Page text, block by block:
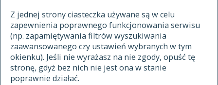
Z jednej strony ciasteczka używane są w celu
zapewnienia poprawnego funkcjonowania serwisu
(np. zapamiętywania filtrów wyszukiwania
zaawansowanego czy ustawień wybranych w tym
okienku). Jeśli nie wyrażasz na nie zgody, opuść tę
stronę, gdyż bez nich nie jest ona w stanie
poprawnie działać.
autorzy tekstów źródłowych
zasady opracowania
statystyki
najnowsze hasła
ostatnio zmodyfikowane hasła
XVII I XVIII WIEKU
znajdź hasła
zaczynające się od